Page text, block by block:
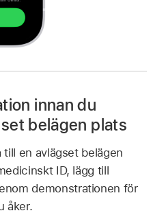
innan du
belägen plats
en avlägset belägen
ID, lägg till
demonstrationen för
åker.